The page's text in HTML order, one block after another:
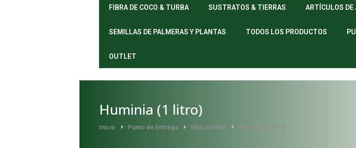
FIBRA DE COCO & TURBA SUSTRATOS & TIERRAS ARTÍCULOS DE
SEMILLAS DE PALMERAS Y PLANTAS TODOS LOS PRODUCTOS
OUTLET
Huminia (1 litro)
Inicio Punto de Entrega Viña del Mar Huminia (1 litro)